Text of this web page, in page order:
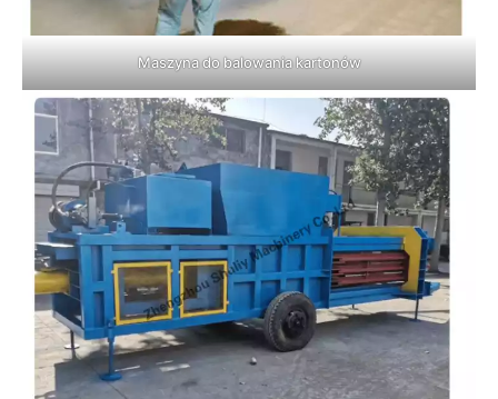
Maszyna do balowania kartonów